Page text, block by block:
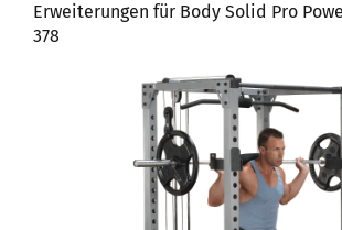
Erweiterungen für Body Solid Pro
378